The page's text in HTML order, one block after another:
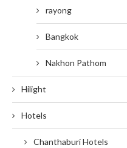
rayong
Bangkok
Nakhon Pathom
Hilight
Hotels
Chanthaburi Hotels